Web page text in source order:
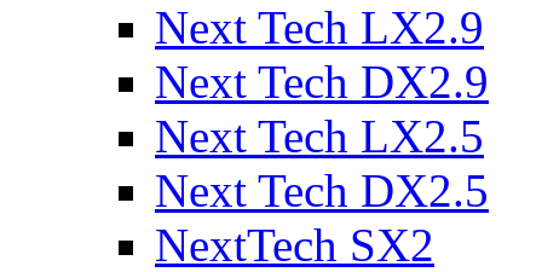
Next Tech LX2.9
Next Tech DX2.9
Next Tech LX2.5
Next Tech DX2.5
NextTech SX2